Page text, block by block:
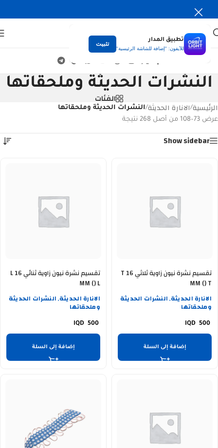
تطبيق المدار
للآيفون: "إضافة للشاشة الرئيسية"
تثبيت
النشرات الحديثة وملحقاتها
الفئات
الرئيسية/الانارة الحديثة/النشرات الحديثة وملحقاتها
عرض 73–108 من أصل 268 نتيجة
Show sidebar
تقسيم نشرة نيون زاوية ثلاثي T 16
MM () T
الانارة الحديثة, النشرات الحديثة
وملحقاتها
500
إضافة إلى السلة
تقسيم نشرة نيون زاوية ثنائي L 16
MM () L
الانارة الحديثة, النشرات الحديثة
وملحقاتها
500
إضافة إلى السلة